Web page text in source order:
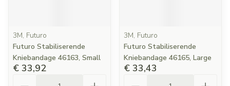
3M, Futuro
Futuro Stabiliserende
Kniebandage 46163, Small
€ 33,92
3M, Futuro
Futuro Stabiliserende
Kniebandage 46165, Large
€ 33,43